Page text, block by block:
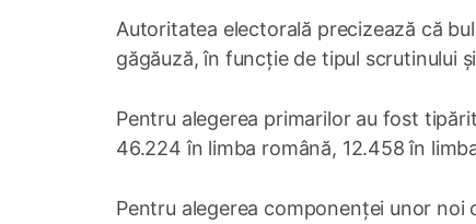
Autoritatea electorală precizează că
găgăuză, în funcție de tipul scrutinului
Pentru alegerea primarilor au fost
46.224 în limba română, 12.458 în
Pentru alegerea componenței unor